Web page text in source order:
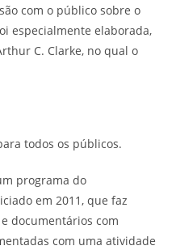
com o público sobre o
especialmente elaborada,
C. Clarke, no qual o
todos os públicos.
programa do
em 2011, que faz
documentários com
com uma atividade